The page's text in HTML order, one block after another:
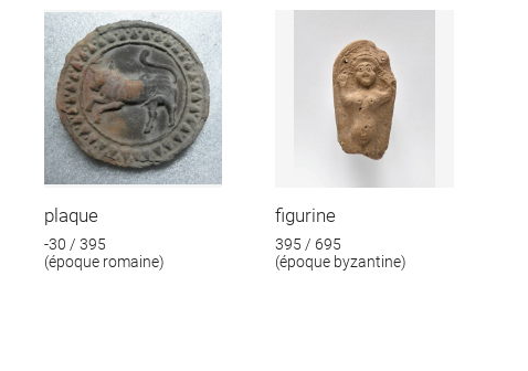
plaque
-30 / 395
(époque romaine)
figurine
395 / 695
(époque byzantine)